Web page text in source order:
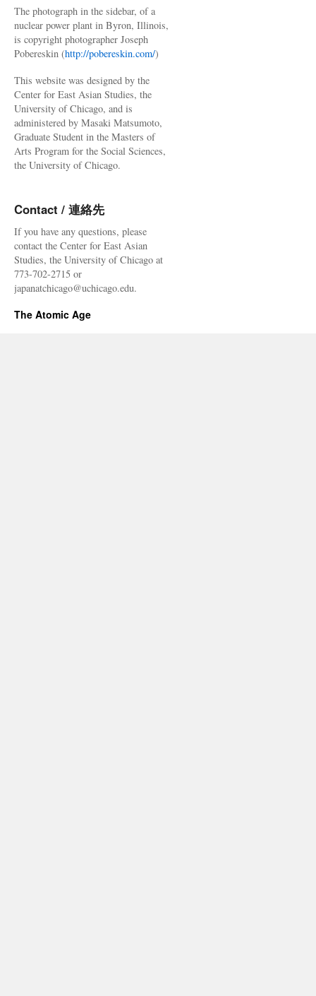
The photograph in the sidebar, of a
nuclear power plant in Byron, Illinois,
is copyright photographer Joseph
Pobereskin (http://pobereskin.com/)
This website was designed by the
Center for East Asian Studies, the
University of Chicago, and is
administered by Masaki Matsumoto,
Graduate Student in the Masters of
Arts Program for the Social Sciences,
the University of Chicago.
Contact / 連絡先
If you have any questions, please
contact the Center for East Asian
Studies, the University of Chicago at
773-702-2715 or
japanatchicago@uchicago.edu.
The Atomic Age